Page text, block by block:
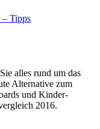
Tipps
alles rund um das
Alternative zum
und Kinder-
2016.